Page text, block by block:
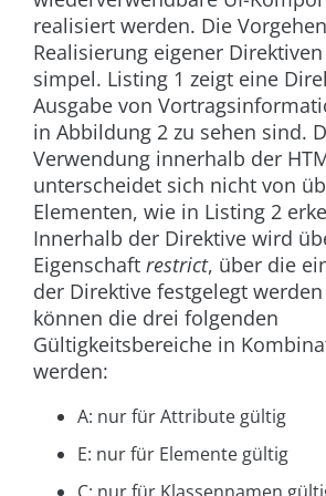
realisiert werden. Die
Realisierung eigener
simpel. Listing 1 zeigt eine
Ausgabe von
in Abbildung 2 zu sehen sind.
Verwendung innerhalb der
unterscheidet sich nicht von
Elementen, wie in Listing 2
Innerhalb der Direktive wird
Eigenschaft restrict, über die
der Direktive festgelegt
können die drei folgenden
Gültigkeitsbereiche in
werden:
A: nur für Attribute gültig
E: nur für Elemente gültig